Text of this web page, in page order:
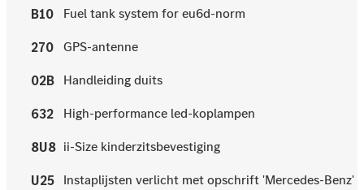
B10 Fuel tank system for eu6d-norm
270 GPS-antenne
02B Handleiding duits
632 High-performance led-koplampen
8U8 ii-Size kinderzitsbevestiging
U25 Instaplijsten verlicht met opschrift 'Mercedes-Benz'